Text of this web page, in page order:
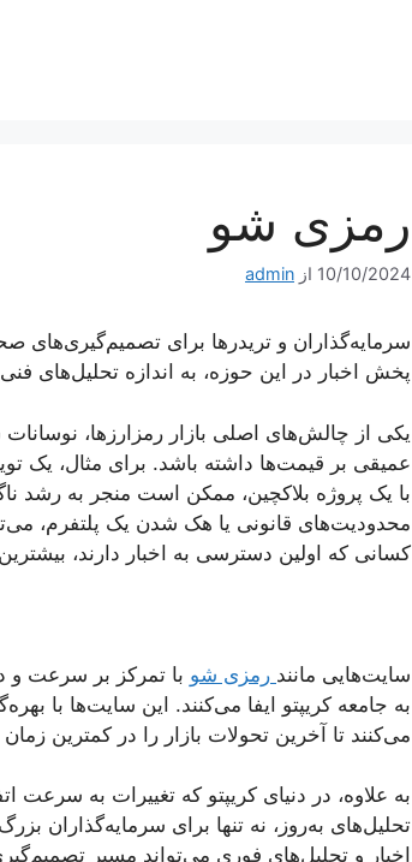
رمزی شو
10/10/2024 از admin
سرمایه‌گذاران و تریدرها برای تصمیم‌گیری‌های
پخش اخبار در این حوزه، به اندازه تحلیل‌های
یکی از چالش‌های اصلی بازار رمزارزها،
عمیقی بر قیمت‌ها داشته باشد. برای مثال، یک
با یک پروژه بلاکچین، ممکن است منجر به رشد
محدودیت‌های قانونی یا هک شدن یک پلتفرم،
کسانی که اولین دسترسی به اخبار دارند،
سایت‌هایی مانند رمزی شو با تمرکز بر سرعت و
به جامعه کریپتو ایفا می‌کنند. این سایت‌ها با
می‌کنند تا آخرین تحولات بازار را در کمترین
به علاوه، در دنیای کریپتو که تغییرات به سرعت
تحلیل‌های به‌روز، نه تنها برای سرمایه‌گذاران
اخبار و تحلیل‌های فوری می‌تواند مسیر